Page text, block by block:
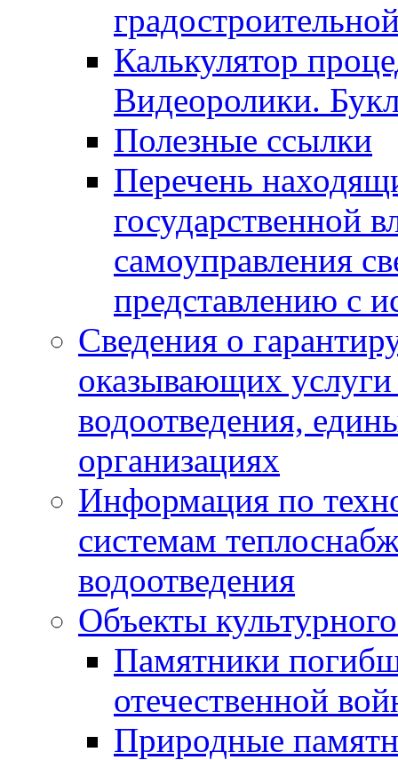
Калькулятор
Видеоролики.
Полезные ссылки
Перечень
государственной
самоуправления
представлению с
Сведения о
оказывающих
водоотведения,
организациях
Информация по
системам
водоотведения
Объекты
Памятники
отечественной
Природные